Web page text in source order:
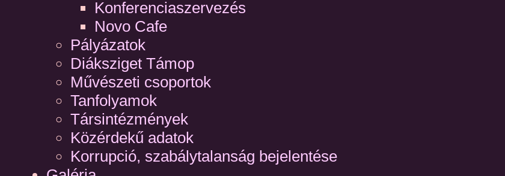
Konferenciaszervezés
Novo Cafe
Pályázatok
Diáksziget Támop
Művészeti csoportok
Tanfolyamok
Társintézmények
Közérdekű adatok
Korrupció, szabálytalanság bejelentése